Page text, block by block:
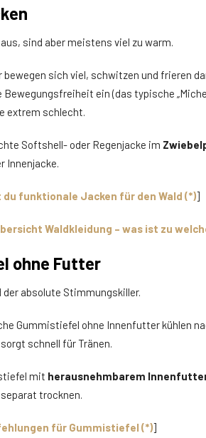
sind aber meistens viel zu warm.
bewegen sich viel, schwitzen und frieren
ein (das typische
extrem schlecht.
Softshell- oder Regenjacke im
Innenjacke.
funktionale Jacken für den Wald (*)]
Waldkleidung – was ist zu
ohne Futter
der absolute Stimmungskiller.
Gummistiefel ohne Innenfutter kühlen
schnell für Tränen.
mit herausnehmbarem
trocknen.
für Gummistiefel (*)]